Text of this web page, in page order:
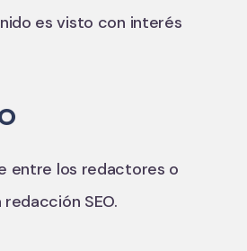
es visto con interés
entre los redactores o
SEO.